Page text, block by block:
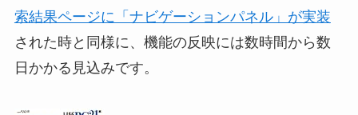
索結果ページに「ナビゲーションパネル」が実装
された時と同様に、機能の反映には数時間から数
日かかる見込みです。